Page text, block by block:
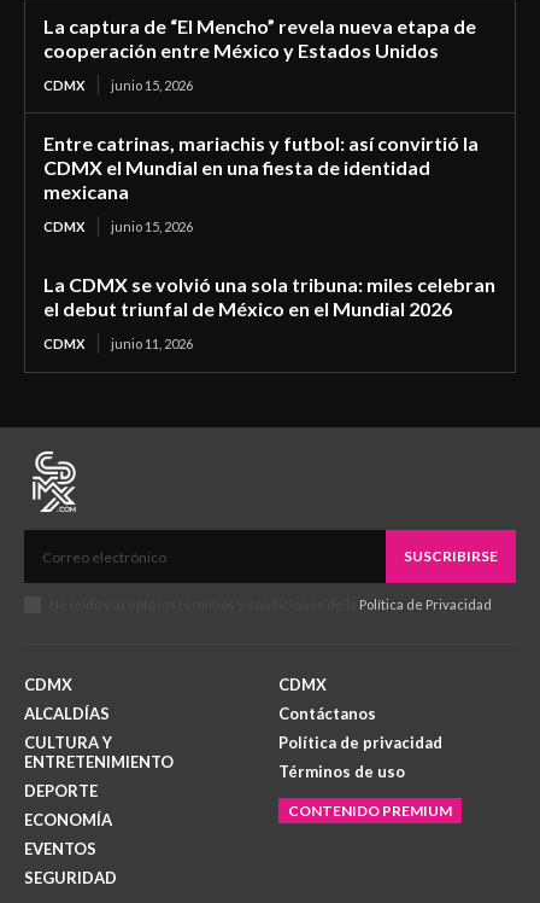
La captura de “El Mencho” revela nueva etapa de
cooperación entre México y Estados Unidos
CDMX junio 15, 2026
Entre catrinas, mariachis y futbol: así convirtió la
CDMX el Mundial en una fiesta de identidad
mexicana
CDMX junio 15, 2026
La CDMX se volvió una sola tribuna: miles celebran
el debut triunfal de México en el Mundial 2026
CDMX junio 11, 2026
SUSCRIBIRSE
Política de Privacidad
CDMX
ALCALDÍAS
CULTURA Y
ENTRETENIMIENTO
DEPORTE
ECONOMÍA
EVENTOS
SEGURIDAD
CDMX
Contáctanos
Política de privacidad
Términos de uso
CONTENIDO PREMIUM